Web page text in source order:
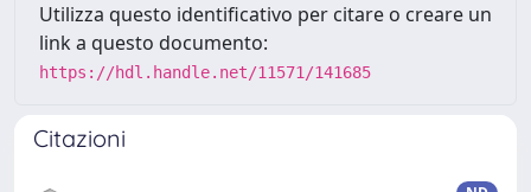
Utilizza questo identificativo per citare o creare un
link a questo documento:
https://hdl.handle.net/11571/141685
Citazioni